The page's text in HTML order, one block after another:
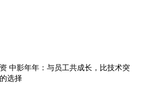
中影年年：与员工共成长，比技术突
选择